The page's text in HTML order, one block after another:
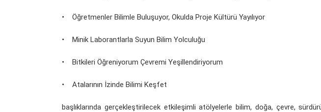
• Öğretmenler Bilimle Buluşuyor, Okulda Proje Kültürü Yayılıyor
• Minik Laborantlarla Suyun Bilim Yolculuğu
• Bitkileri Öğreniyorum Çevremi Yeşillendiriyorum
• Atalarının İzinde Bilimi Keşfet
başlıklarında gerçekleştirilecek etkileşimli atölyelerle bilim, doğa, çevre,